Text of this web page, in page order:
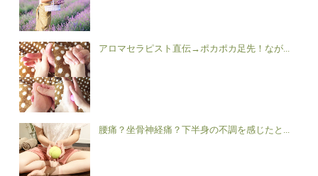
アロマセラピスト直伝→ポカポカ足先！なが...
腰痛？坐骨神経痛？下半身の不調を感じたと...